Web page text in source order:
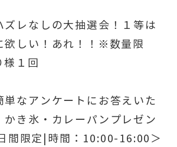
ズレなしの大抽選会！１等は
欲しい！あれ！！※数量限
１回
単なアンケートにお答えいた
かき氷・カレーパンプレゼン
間限定|時間：10:00-16:00＞